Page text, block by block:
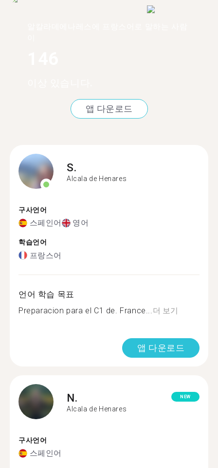
앱 다운로드
S.
Alcala de Henares
구사언어
스페인어 영어
학습언어
프랑스어
언어 학습 목표
Preparacion para el C1 de. France... 더 보기
앱 다운로드
N.
Alcala de Henares
NEW
구사언어
스페인어